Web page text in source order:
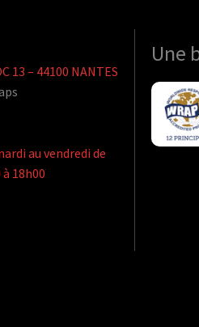
13 – 44100 NANTES
au vendredi de
18h00
Une